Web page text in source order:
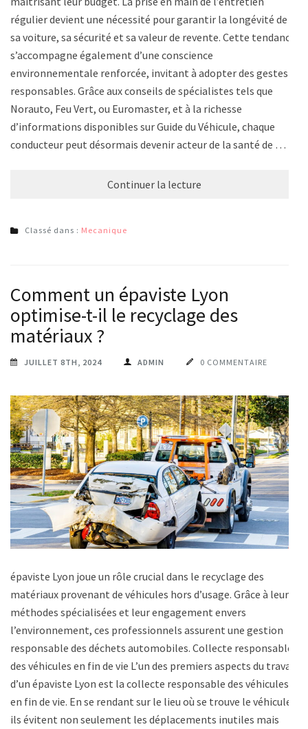
régulier devient une nécessité pour garantir la longévité de
sa voiture, sa sécurité et sa valeur de revente. Cette tendance
s’accompagne également d’une conscience
environnementale renforcée, invitant à adopter des gestes
responsables. Grâce aux conseils de spécialistes tels que
Norauto, Feu Vert, ou Euromaster, et à la richesse
d’informations disponibles sur Guide du Véhicule, chaque
conducteur peut désormais devenir acteur de la santé de …
Continuer la lecture
Classé dans : Mecanique
Comment un épaviste Lyon
optimise-t-il le recyclage des
matériaux ?
JUILLET 8TH, 2024 ADMIN 0 COMMENTAIRE
épaviste Lyon joue un rôle crucial dans le recyclage des
matériaux provenant de véhicules hors d’usage. Grâce à leurs
méthodes spécialisées et leur engagement envers
l’environnement, ces professionnels assurent une gestion
responsable des déchets automobiles. Collecte responsable
des véhicules en fin de vie L’un des premiers aspects du travail
d’un épaviste Lyon est la collecte responsable des véhicules
en fin de vie. En se rendant sur le lieu où se trouve le véhicule,
ils évitent non seulement les déplacements inutiles mais